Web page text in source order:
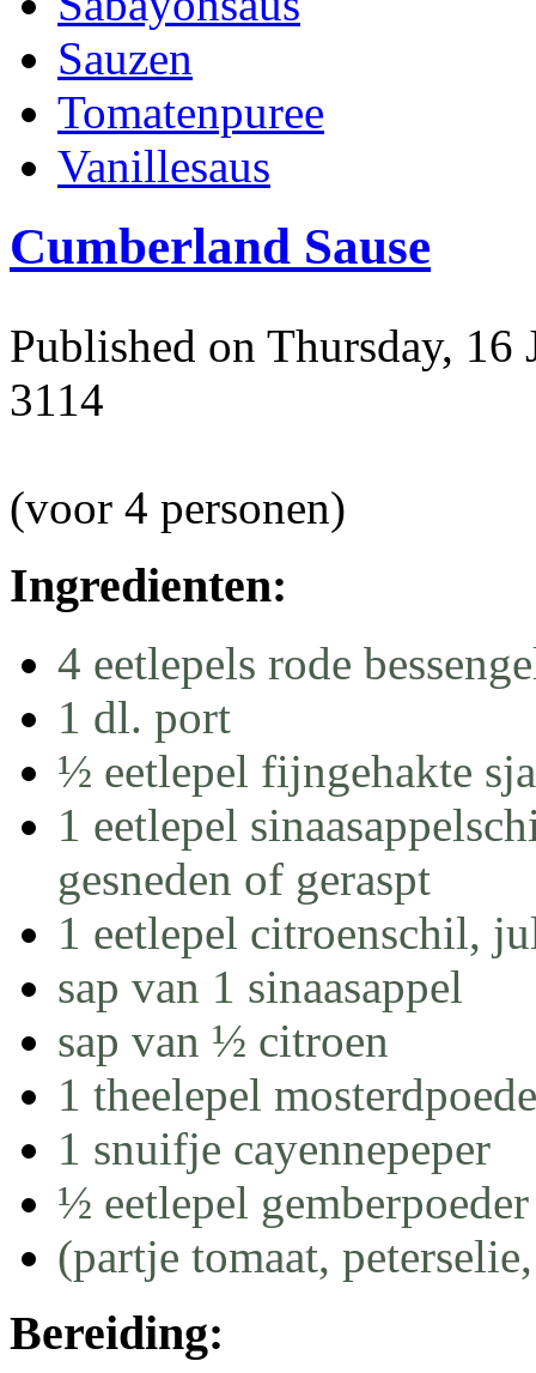
Sauzen
Tomatenpuree
Vanillesaus
Cumberland Sause
Published on Thursday,
3114
(voor 4 personen)
Ingredienten:
4 eetlepels rode
1 dl. port
½ eetlepel fijngehakte
1 eetlepel
gesneden of geraspt
1 eetlepel citroenschil,
sap van 1 sinaasappel
sap van ½ citroen
1 theelepel
1 snuifje cayennepeper
½ eetlepel gemberpoeder
(partje tomaat,
Bereiding: